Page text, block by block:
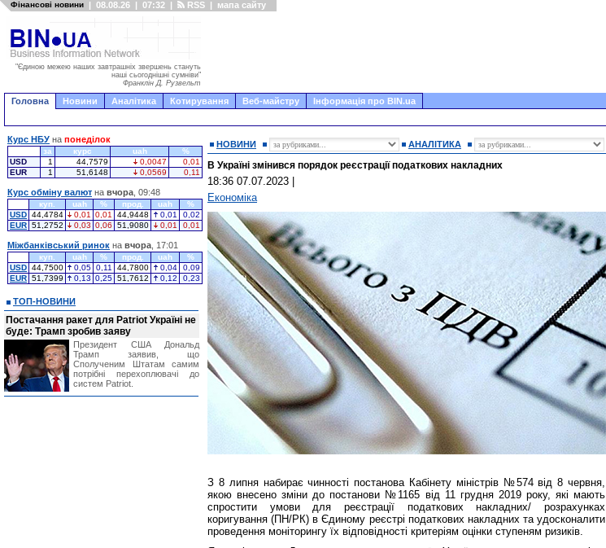
Фінансові новини | 08.08.26 | 07:32 | RSS | мапа сайту
"Єдиною межею наших завтрашніх звершень стануть
наші сьогоднішні сумніви"
Франклін Д. Рузвельт
Головна Новини Аналітика Котирування Веб-майстру Інформація про BIN.ua
НОВИНИ АНАЛІТИКА
В Україні змінився порядок реєстрації податкових накладних
18:36 07.07.2023
Економіка
З 8 липня набирає чинності постанова Кабінету міністрів №574 від 8 червня,
якою внесено зміни до постанови №1165 від 11 грудня 2019 року, які мають
спростити умови для реєстрації податкових накладних/ розрахунках
коригування (ПН/РК) в Єдиному реєстрі податкових накладних та удосконалити
проведення моніторингу їх відповідності критеріям оцінки ступеням ризиків.
Курс НБУ на понеділок
за курс uah
%
USD
1 44,7579 0,0047
0,01
EUR
1 51,6148 0,0569 0,11
Курс обміну валют на вчора , 09:48
куп. uah % прод. uah
%
USD 44,4784 0,01 0,01 44,9448 0,01
0,02
EUR 51,2752 0,03 0,06 51,9080 0,01 0,01
Міжбанківський ринок на вчора , 17:01
куп. uah % прод. uah
%
USD 44,7500 0,05 0,11 44,7800 0,04
0,09
EUR 51,7399 0,13 0,25 51,7612 0,12 0,23
ТОП-НОВИНИ
Постачання ракет для Patriot Україні не
буде: Трамп зробив заяву
Президент США Дональд
Трамп заявив, що
Сполученим Штатам самим
потрібні перехоплювачі до
систем Patriot.